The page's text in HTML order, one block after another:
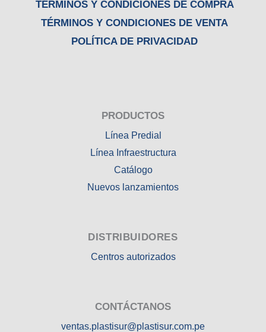
TÉRMINOS Y CONDICIONES DE COMPRA
TÉRMINOS Y CONDICIONES DE VENTA
POLÍTICA DE PRIVACIDAD
PRODUCTOS
Línea Predial
Línea Infraestructura
Catálogo
Nuevos lanzamientos
DISTRIBUIDORES
Centros autorizados
CONTÁCTANOS
ventas.plastisur@plastisur.com.pe